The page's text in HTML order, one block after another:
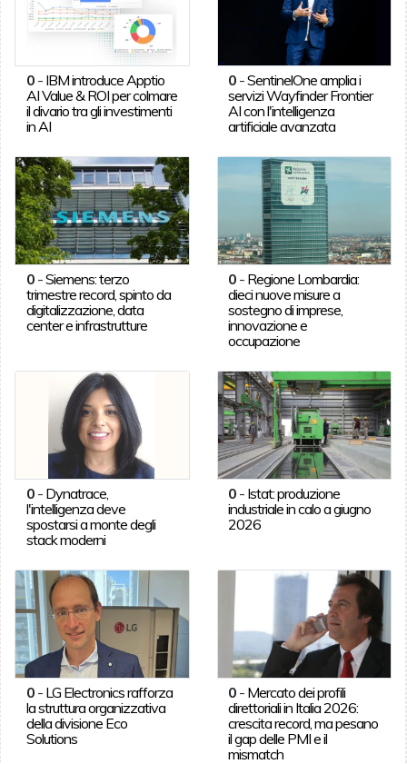
0- IBM introduce Apptio
AI Value & ROI per colmare
il divario tra gli investimenti
in AI
0 -SentinelOne amplia i
servizi Wayfinder Frontier
AI con l'intelligenza
artificiale avanzata
0-Siemens: terzo
trimestre record, spinto da
digitalizzazione, data
center e infrastrutture
0 - Regione Lombardia:
dieci nuove misure a
sostegno di imprese,
innovazione e
occupazione
0- Dynatrace,
l'intelligenza deve
spostarsi a monte degli
stack moderni
0 - Istat: produzione
industriale in calo a giugno
2026
0- LG Electronics rafforza
la struttura organizzativa
della divisione Eco
Solutions
0 - Mercato dei profili
direttoriali in Italia 2026:
crescita record, ma pesano
il gap delle PMI e il
mismatch